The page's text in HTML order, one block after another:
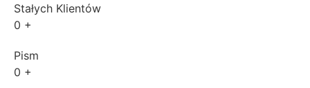
Stałych Klientów
0 +
Pism
0 +